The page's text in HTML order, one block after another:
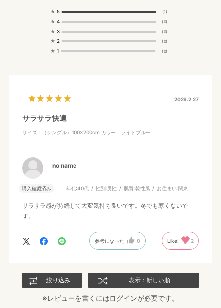
★ 5 (1)
★ 4 (0)
★ 3 (0)
★ 2 (0)
★ 1 (0)
2026.2.27
サラサラ快適
サイズ：（シングル）100×200cm カラー：ライトブルー
no name
購入確認済み 年代:40代 性別:男性 肌質:乾性肌 お住まい:関東
サラサラ感が持続して大変気持ち良いです。冬でも寒くないで
す。
参考になった 0 Like! 2
絞り込み 表示：新しい順
※レビューを書くにはログインが必要です。